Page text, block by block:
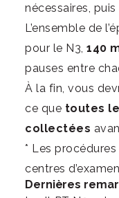
nécessaires,
L’ensemble de
pour le N3, 140
pauses entre
À la fin, vous
ce que toutes
collectées
* Les
centres
Dernières